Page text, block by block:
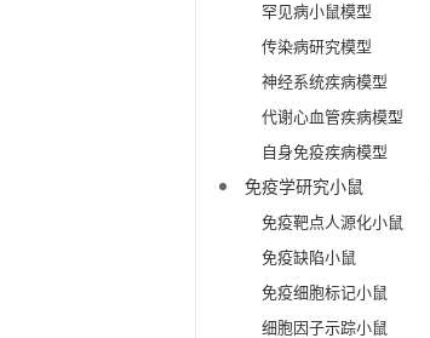
罕见病小鼠模型
传染病研究模型
神经系统疾病模型
代谢心血管疾病模型
自身免疫疾病模型
免疫学研究小鼠
免疫靶点人源化小鼠
免疫缺陷小鼠
免疫细胞标记小鼠
细胞因子示踪小鼠